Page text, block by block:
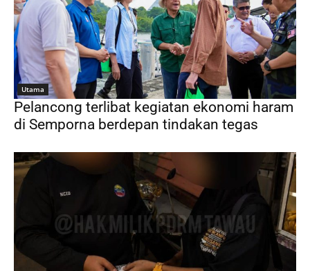
Utama
Pelancong terlibat kegiatan ekonomi haram
di Semporna berdepan tindakan tegas